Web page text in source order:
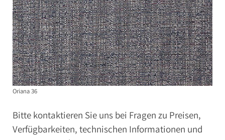
Oriana 36
Bitte kontaktieren Sie uns bei Fragen zu Preisen,
Verfügbarkeiten, technischen Informationen und